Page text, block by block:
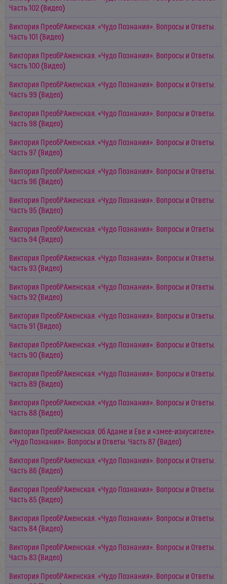
Часть 102 (Видео)
Виктория ПреобРАженская. «Чудо Познания». Вопросы и Ответы.
Часть 101 (Видео)
Виктория ПреобРАженская. «Чудо Познания». Вопросы и Ответы.
Часть 100 (Видео)
Виктория ПреобРАженская. «Чудо Познания». Вопросы и Ответы.
Часть 99 (Видео)
Виктория ПреобРАженская. «Чудо Познания». Вопросы и Ответы.
Часть 98 (Видео)
Виктория ПреобРАженская. «Чудо Познания». Вопросы и Ответы.
Часть 97 (Видео)
Виктория ПреобРАженская. «Чудо Познания». Вопросы и Ответы.
Часть 96 (Видео)
Виктория ПреобРАженская. «Чудо Познания». Вопросы и Ответы.
Часть 95 (Видео)
Виктория ПреобРАженская. «Чудо Познания». Вопросы и Ответы.
Часть 94 (Видео)
Виктория ПреобРАженская. «Чудо Познания». Вопросы и Ответы.
Часть 93 (Видео)
Виктория ПреобРАженская. «Чудо Познания». Вопросы и Ответы.
Часть 92 (Видео)
Виктория ПреобРАженская. «Чудо Познания». Вопросы и Ответы.
Часть 91 (Видео)
Виктория ПреобРАженская. «Чудо Познания». Вопросы и Ответы.
Часть 90 (Видео)
Виктория ПреобРАженская. «Чудо Познания». Вопросы и Ответы.
Часть 89 (Видео)
Виктория ПреобРАженская. «Чудо Познания». Вопросы и Ответы.
Часть 88 (Видео)
Виктория ПреобРАженская. Об Адаме и Еве и «змее-изкусителе».
«Чудо Познания». Вопросы и Ответы. Часть 87 (Видео)
Виктория ПреобРАженская. «Чудо Познания». Вопросы и Ответы.
Часть 86 (Видео)
Виктория ПреобРАженская. «Чудо Познания». Вопросы и Ответы.
Часть 85 (Видео)
Виктория ПреобРАженская. «Чудо Познания». Вопросы и Ответы.
Часть 84 (Видео)
Виктория ПреобРАженская. «Чудо Познания». Вопросы и Ответы.
Часть 83 (Видео)
Виктория ПреобРАженская. «Чудо Познания». Вопросы и Ответы.